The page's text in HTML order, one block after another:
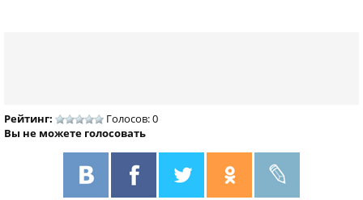
Рейтинг:
Голосов: 0
Вы не можете голосовать